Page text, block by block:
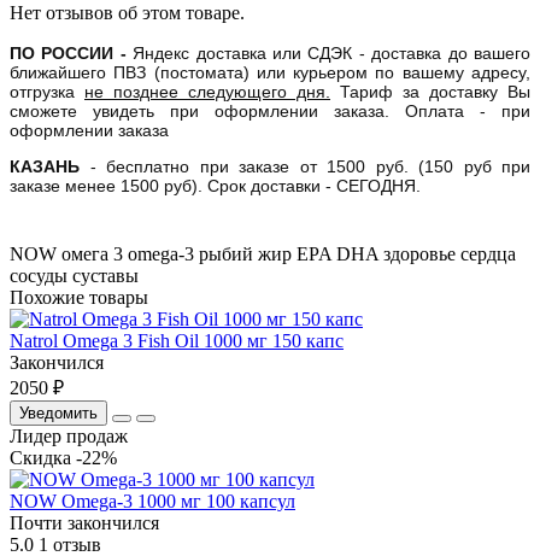
Нет отзывов об этом товаре.
ПО РОССИИ -Яндекс доставка или СДЭК - доставка до вашего
ближайшего ПВЗ (постомата) или курьером по вашему адресу,
отгрузка не позднее следующего дня.
Тариф за доставку Вы
сможете увидеть при оформлении заказа. Оплата - при
оформлении заказа
КАЗАНЬ - бесплатно при заказе от 1500 руб. (150 руб при
заказе менее 1500 руб). Срок доставки - СЕГОДНЯ.
NOW омега 3 omega-3 рыбий жир EPA DHA здоровье сердца
сосуды суставы
Похожие товары
Natrol Omega 3 Fish Oil 1000 мг 150 капс
Закончился
2050 ₽
Уведомить
Лидер продаж
Скидка -22%
NOW Omega-3 1000 мг 100 капсул
Почти закончился
5.0 1 отзыв